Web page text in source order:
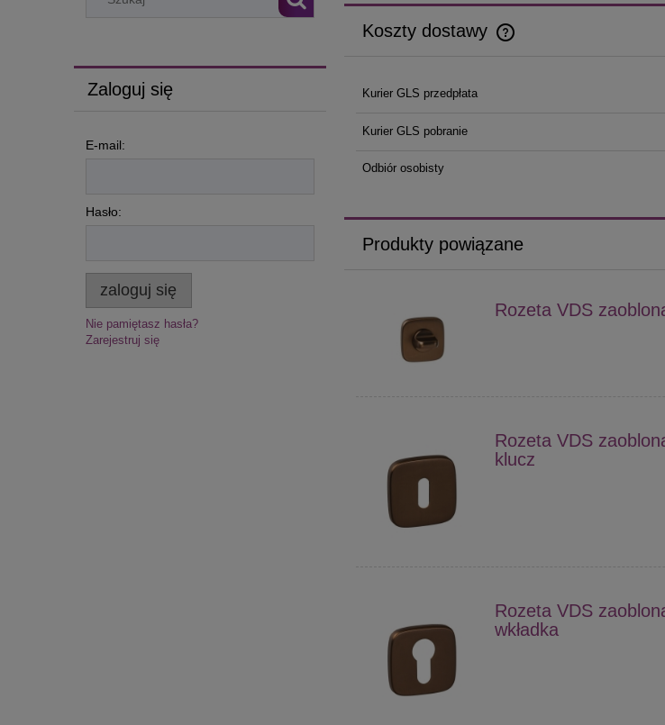
Zaloguj się
E-mail:
Hasło:
zaloguj się
Nie pamiętasz hasła?
Zarejestruj się
Koszty dostawy
Kurier GLS przedpłata
Kurier GLS pobranie
Odbiór osobisty
Produkty powiązane
Rozeta VDS
Rozeta VDS
klucz
Rozeta VDS
wkładka